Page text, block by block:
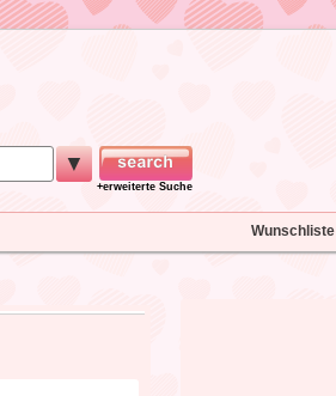
▼
+erweiterte Suche
Wunschliste